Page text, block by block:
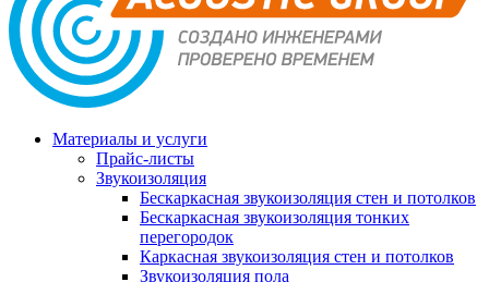
Материалы и услуги
Прайс-листы
Звукоизоляция
Бескаркасная звукоизоляция стен и потолков
Бескаркасная звукоизоляция тонких
перегородок
Каркасная звукоизоляция стен и потолков
Звукоизоляция пола